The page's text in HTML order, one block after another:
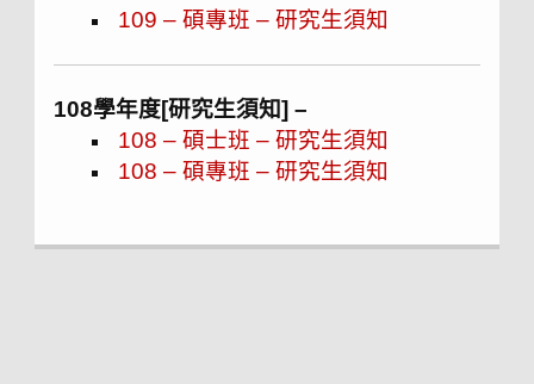
109 – 碩專班 – 研究生須知
108學年度[研究生須知] –
108 – 碩士班 – 研究生須知
108 – 碩專班 – 研究生須知